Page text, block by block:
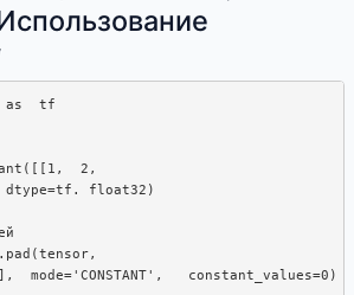
as  tf
2,
float32)
constant_values=0)